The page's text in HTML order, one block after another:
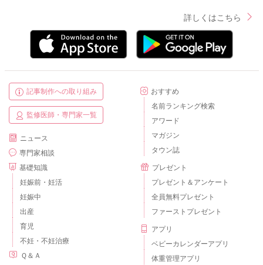
詳しくはこちら
記事制作への取り組み
監修医師・専門家一覧
ニュース
専門家相談
基礎知識
妊娠前・妊活
妊娠中
出産
育児
不妊・不妊治療
Ｑ＆Ａ
おすすめ
名前ランキング検索
アワード
マガジン
タウン誌
プレゼント
プレゼント＆アンケート
全員無料プレゼント
ファーストプレゼント
アプリ
ベビーカレンダーアプリ
体重管理アプリ